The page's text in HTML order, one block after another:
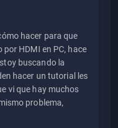
hacer para que
por HDMI en PC, hace
buscando la
hacer un tutorial les
vi que hay muchos
problema,